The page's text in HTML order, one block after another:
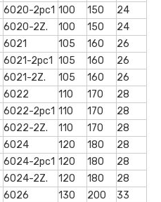
6020-2рс1 100 150
24
6020-2Z. 100 150
24
6021 105 160
26
6021-2рс1 105 160
26
6021-2Z. 105 160
26
6022 110 170
28
6022-2рс1 110 170
28
6022-2Z. 110 170
28
6024 120 180
28
6024-2рс1 120 180
28
6024-2Z. 120 180
28
6026 130 200
33